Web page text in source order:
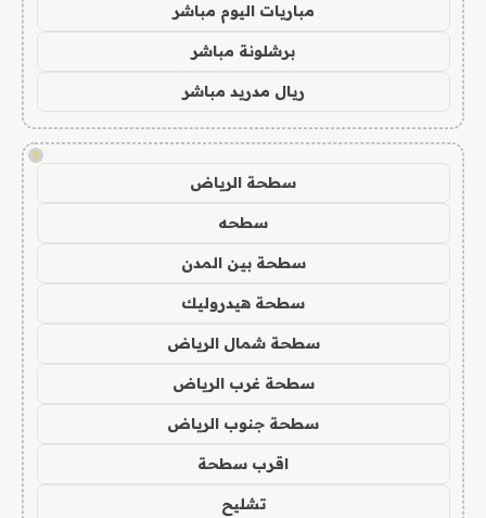
مباريات اليوم مباشر
برشلونة مباشر
ريال مدريد مباشر
!
سطحة الرياض
سطحه
سطحة بين المدن
سطحة هيدروليك
سطحة شمال الرياض
سطحة غرب الرياض
سطحة جنوب الرياض
اقرب سطحة
تشليح